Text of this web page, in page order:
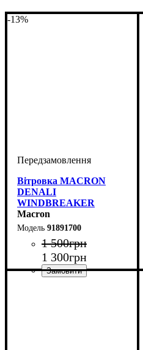
-13%
Вітровка MACRON
DENALI
WINDBREAKER
(91891700)
Macron
91891700
1 500грн
1 300грн